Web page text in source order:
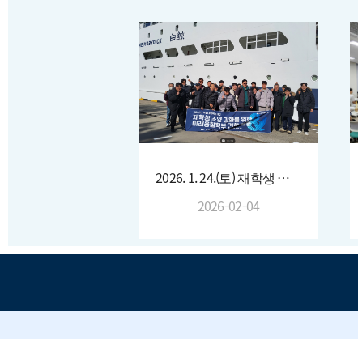
2026. 1. 24.(토) 재학생 소양 강화를 위한 현장 견학
2026-02-04